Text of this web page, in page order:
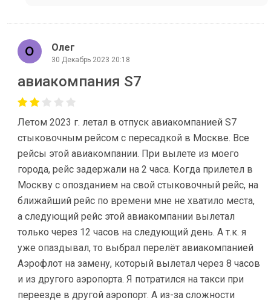
Олег
30 Декабрь 2023 20:18
авиакомпания S7
Летом 2023 г. летал в отпуск авиакомпанией S7
стыковочным рейсом с пересадкой в Москве. Все
рейсы этой авиакомпании. При вылете из моего
города, рейс задержали на 2 часа. Когда прилетел в
Москву с опозданием на свой стыковочный рейс, на
ближайший рейс по времени мне не хватило места,
а следующий рейс этой авиакомпании вылетал
только через 12 часов на следующий день. А т.к. я
уже опаздывал, то выбрал перелёт авиакомпанией
Аэрофлот на замену, который вылетал через 8 часов
и из другого аэропорта. Я потратился на такси при
переезде в другой аэропорт. А из-за сложности